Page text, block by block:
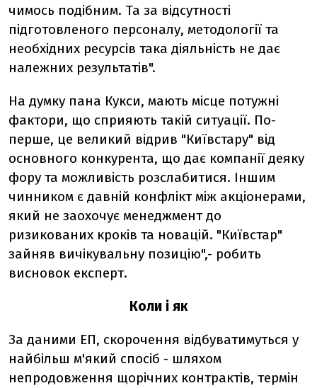
чимось подібним. Та за відсутності
підготовленого персоналу, методології та
необхідних ресурсів така діяльність не дає
належних результатів".
На думку пана Кукси, мають місце потужні
фактори, що сприяють такій ситуації. По-
перше, це великий відрив "Київстару" від
основного конкурента, що дає компанії деяку
фору та можливість розслабитися. Іншим
чинником є давній конфлікт між акціонерами,
який не заохочує менеджмент до
ризикованих кроків та новацій. "Київстар"
зайняв вичікувальну позицію",- робить
висновок експерт.
Коли і як
За даними ЕП, скорочення відбуватимуться у
найбільш м'який спосіб - шляхом
непродовження щорічних контрактів, термін